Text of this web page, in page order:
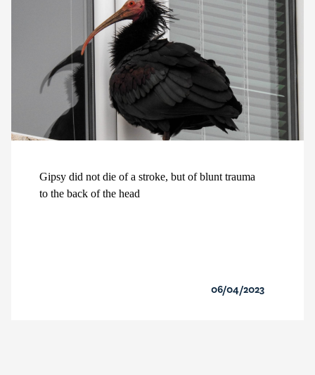
Gipsy did not die of a stroke, but of blunt trauma
to the back of the head
06/04/2023